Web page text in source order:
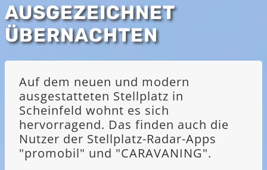
AUSGEZEICHNET
ÜBERNACHTEN
Auf dem neuen und modern
ausgestatteten Stellplatz in
Scheinfeld wohnt es sich
hervorragend. Das finden auch die
Nutzer der Stellplatz-Radar-Apps
"promobil" und "CARAVANING".